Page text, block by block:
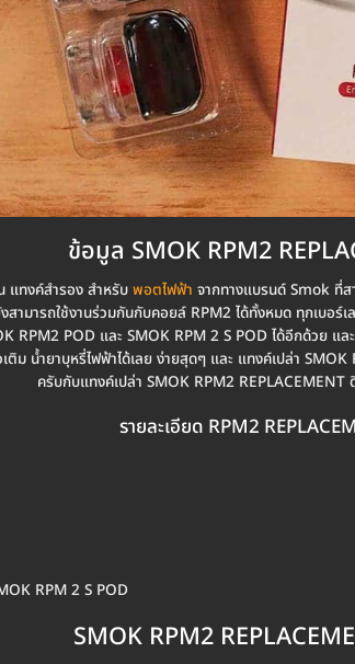
ข้อมูล SMOK RPM2
แทงค์สำรอง สำหรับพอตไฟฟ้า จากทางแบรนด์ Smok ที่ส
สามารถใช้งานร่วมกันกับคอยล์ RPM2 ได้ทั้งหมด ทุกเบอ
RPM2 POD และ SMOK RPM 2 S POD ได้อีกด้วย แ
ติม น้ำยาบุหรี่ไฟฟ้าได้เลย ง่ายสุดๆ และ แทงค์เปล่า
ครับกับแทงค์เปล่า SMOK RPM2 REPLACEMENT
รายละเอียด RPM2
RPM 2 S POD
SMOK RPM2